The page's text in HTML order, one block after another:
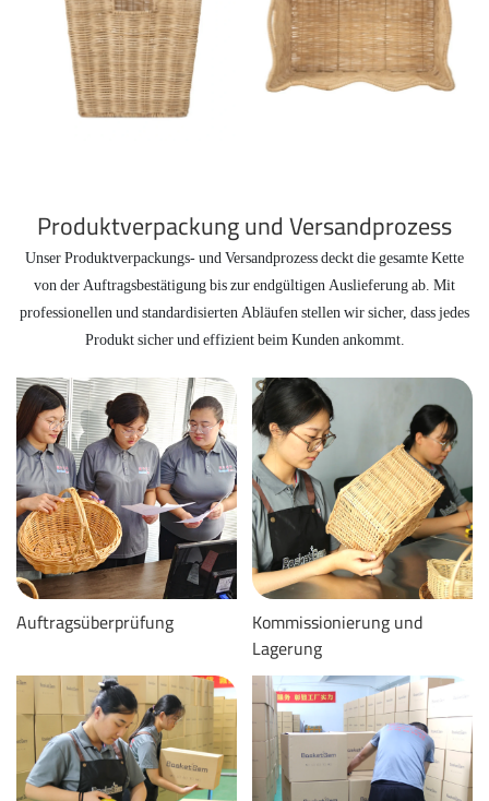
Produktverpackung und Versandprozess
Unser Produktverpackungs- und Versandprozess deckt die gesamte Kette
von der Auftragsbestätigung bis zur endgültigen Auslieferung ab. Mit
professionellen und standardisierten Abläufen stellen wir sicher, dass jedes
Produkt sicher und effizient beim Kunden ankommt.
Auftragsüberprüfung
Kommissionierung und
Lagerung